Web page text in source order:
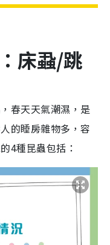
床蝨/跳
春天天氣潮濕，是
的睡房雜物多，容
4種昆蟲包括：